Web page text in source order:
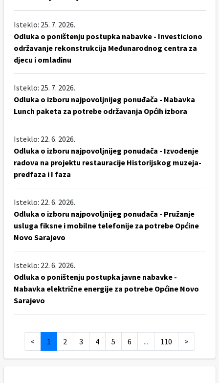
Isteklo: 25. 7. 2026.
Odluka o poništenju postupka nabavke - Investiciono
održavanje rekonstrukcija Međunarodnog centra za
djecu i omladinu
Isteklo: 25. 7. 2026.
Odluka o izboru najpovoljnijeg ponuđača - Nabavka
Lunch paketa za potrebe održavanja Općih izbora
Isteklo: 22. 6. 2026.
Odluka o izboru najpovoljnijeg ponuđača - Izvođenje
radova na projektu restauracije Historijskog muzeja-
predfaza i I faza
Isteklo: 22. 6. 2026.
Odluka o izboru najpovoljnijeg ponuđača - Pružanje
usluga fiksne i mobilne telefonije za potrebe Općine
Novo Sarajevo
Isteklo: 22. 6. 2026.
Odluka o poništenju postupka javne nabavke -
Nabavka električne energije za potrebe Općine Novo
Sarajevo
< 1 2 3 4 5 6 ... 110 >